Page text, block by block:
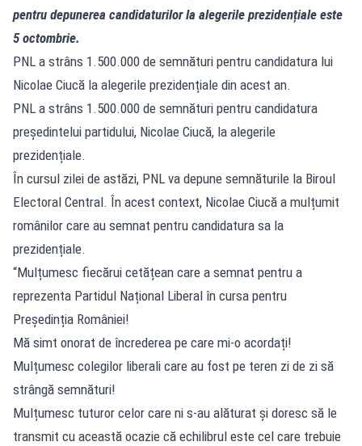
pentru depunerea candidaturilor la alegerile prezidențiale este
5 octombrie.
PNL a strâns 1.500.000 de semnături pentru candidatura lui
Nicolae Ciucă la alegerile prezidențiale din acest an.
PNL a strâns 1.500.000 de semnături pentru candidatura
președintelui partidului, Nicolae Ciucă, la alegerile
prezidențiale.
În cursul zilei de astăzi, PNL va depune semnăturile la Biroul
Electoral Central. În acest context, Nicolae Ciucă a mulțumit
românilor care au semnat pentru candidatura sa la
prezidențiale.
“Mulțumesc fiecărui cetățean care a semnat pentru a
reprezenta Partidul Național Liberal în cursa pentru
Președinția României!
Mă simt onorat de încrederea pe care mi-o acordați!
Mulțumesc colegilor liberali care au fost pe teren zi de zi să
strângă semnături!
Mulțumesc tuturor celor care ni s-au alăturat și doresc să le
transmit cu această ocazie că echilibrul este cel care trebuie